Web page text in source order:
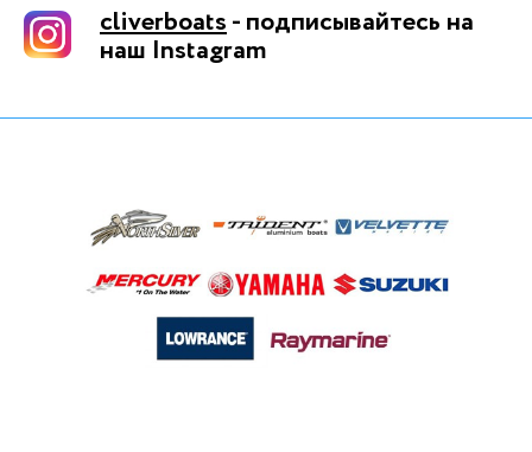
cliverboats- подписывайтесь на
наш Instagram